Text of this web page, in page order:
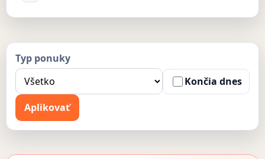
Typ ponuky
Končia dnes
Aplikovať